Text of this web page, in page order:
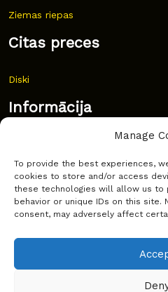
Manage
To provide the best experiences,
cookies to store and/or access
these technologies will allow us to
behavior or unique IDs on this site.
consent, may adversely affect
Ziemas riepas
Citas preces
Diski
Informācija
Bieži uzdoti jautājumi
Kur pirkt?
Sīkdatņu politika